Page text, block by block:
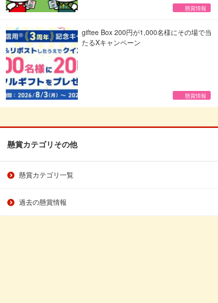
懸賞情報
giftee Box 200円が1,000名様にその場で当
たるXキャンペーン
懸賞情報
懸賞カテゴリその他
懸賞カテゴリ一覧
過去の懸賞情報